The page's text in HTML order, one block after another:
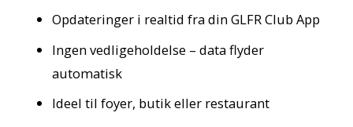
Opdateringer i realtid fra din GLFR Club App
Ingen vedligeholdelse – data flyder
automatisk
Ideel til foyer, butik eller restaurant